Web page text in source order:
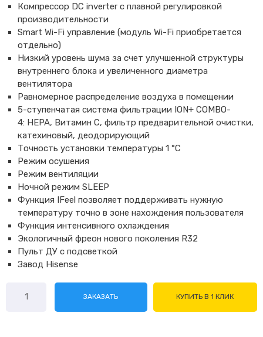
Компрессор DC inverter с плавной регулировкой
производительности
Smart Wi-Fi управление (модуль Wi-Fi приобретается
отдельно)
Низкий уровень шума за счет улучшенной структуры
внутреннего блока и увеличенного диаметра
вентилятора
Равномерное распределение воздуха в помещении
5-ступенчатая система фильтрации ION+ COMBO-
4: HEPA, Витамин С, фильтр предварительной очистки,
катехиновый, деодорирующий
Точность установки температуры 1 °С
Режим осушения
Режим вентиляции
Ночной режим SLEEP
Функция IFeel позволяет поддерживать нужную
температуру точно в зоне нахождения пользователя
Функция интенсивного охлаждения
Экологичный фреон нового поколения R32
Пульт ДУ с подсветкой
Завод Hisense
товара
ЗАКАЗАТЬ КУПИТЬ В 1 КЛИК